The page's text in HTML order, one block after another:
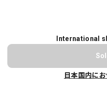
International
日本国内に